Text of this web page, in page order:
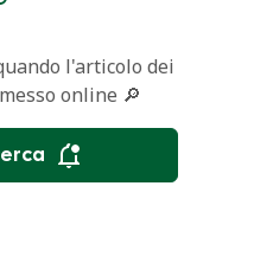
l'articolo dei
online 🔎